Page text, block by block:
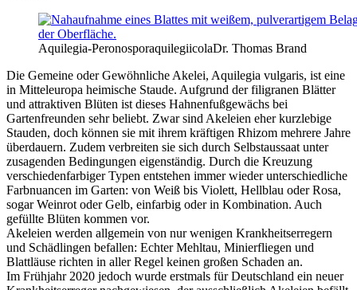
Aquilegia-PeronosporaquilegiicolaDr. Thomas Brand
Die Gemeine oder Gewöhnliche Akelei, Aquilegia vulgaris, ist eine
in Mitteleuropa heimische Staude. Aufgrund der filigranen Blätter
und attraktiven Blüten ist dieses Hahnenfußgewächs bei
Gartenfreunden sehr beliebt. Zwar sind Akeleien eher kurzlebige
Stauden, doch können sie mit ihrem kräftigen Rhizom mehrere Jahre
überdauern. Zudem verbreiten sie sich durch Selbstaussaat unter
zusagenden Bedingungen eigenständig. Durch die Kreuzung
verschiedenfarbiger Typen entstehen immer wieder unterschiedliche
Farbnuancen im Garten: von Weiß bis Violett, Hellblau oder Rosa,
sogar Weinrot oder Gelb, einfarbig oder in Kombination. Auch
gefüllte Blüten kommen vor.
Akeleien werden allgemein von nur wenigen Krankheitserregern
und Schädlingen befallen: Echter Mehltau, Minierfliegen und
Blattläuse richten in aller Regel keinen großen Schaden an.
Im Frühjahr 2020 jedoch wurde erstmals für Deutschland ein neuer